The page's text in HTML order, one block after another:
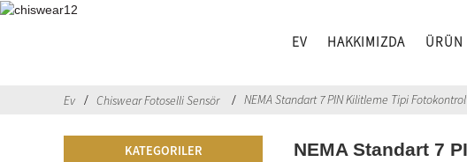
EV HAKKIMIZDA ÜRÜN
Ev Chiswear Fotoselli Sensör NEMA Standart 7 PIN Kilitleme Tipi
KATEGORILER NEMA Standart 7